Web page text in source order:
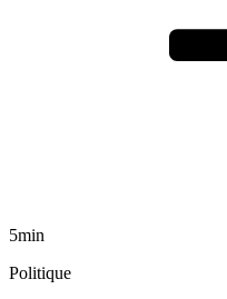
5min
Politique